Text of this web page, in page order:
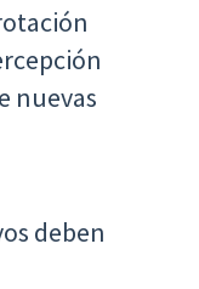
nuevas
deben